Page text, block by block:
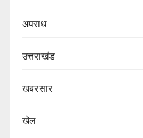
अपराध
उत्तराखंड
खबरसार
खेल